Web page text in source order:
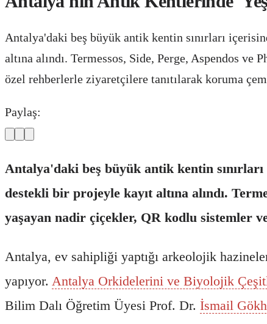
Antalya'daki beş büyük antik kentin sınırları
altına alındı. Termessos, Side, Perge, Aspendos
özel rehberlerle ziyaretçilere tanıtılarak koruma
Paylaş:
Antalya'daki beş büyük antik kentin
destekli bir projeyle kayıt altına alındı.
yaşayan nadir çiçekler, QR kodlu sistemler
Antalya, ev sahipliği yaptığı arkeolojik
yapıyor. Antalya Orkidelerini ve Biyolojik
Bilim Dalı Öğretim Üyesi Prof. Dr. İsmail